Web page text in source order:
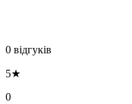
0 відгуків
5★
0